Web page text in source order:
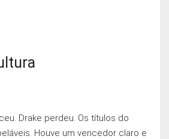
Drake perdeu. Os títulos do
Houve um vencedor claro e